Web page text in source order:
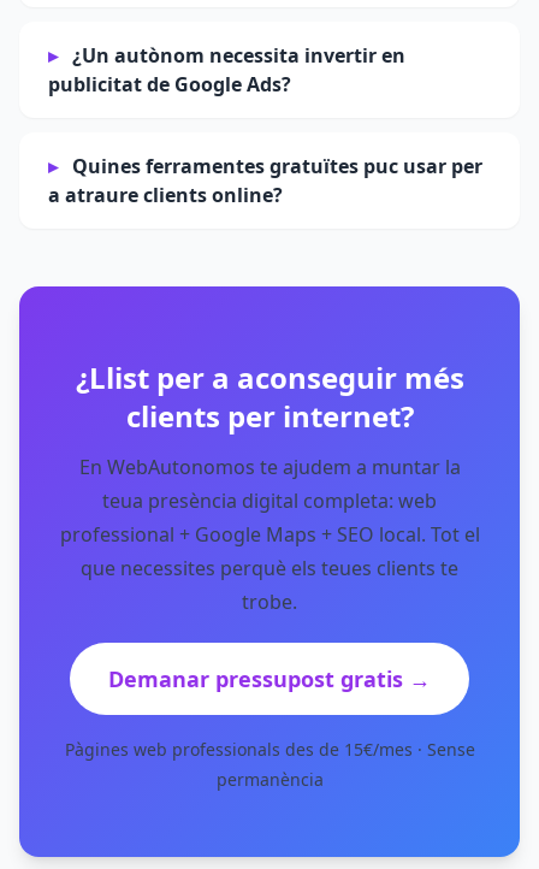
¿Un autònom necessita invertir en
publicitat de Google Ads?
Quines ferramentes gratuïtes puc usar per
a atraure clients online?
¿Llist per a aconseguir més
clients per internet?
En WebAutonomos te ajudem a muntar la
teua presència digital completa: web
professional + Google Maps + SEO local. Tot el
que necessites perquè els teues clients te
trobe.
Demanar pressupost gratis →
Pàgines web professionals des de 15€/mes · Sense
permanència